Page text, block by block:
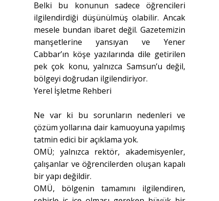
Belki bu konunun sadece öğrencileri
ilgilendirdiği düşünülmüş olabilir. Ancak
mesele bundan ibaret değil. Gazetemizin
manşetlerine yansıyan ve Yener
Cabbar’ın köşe yazılarında dile getirilen
pek çok konu, yalnızca Samsun’u değil,
bölgeyi doğrudan ilgilendiriyor.
Yerel İşletme Rehberi
Ne var ki bu sorunların nedenleri ve
çözüm yollarına dair kamuoyuna yapılmış
tatmin edici bir açıklama yok.
OMÜ; yalnızca rektör, akademisyenler,
çalışanlar ve öğrencilerden oluşan kapalı
bir yapı değildir.
OMÜ, bölgenin tamamını ilgilendiren,